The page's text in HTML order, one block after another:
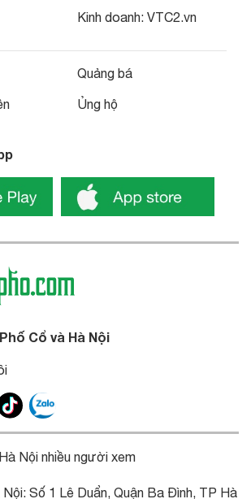
Kinh doanh: VTC2.vn
Quảng bá
Ủng hộ
Cổ và Hà Nội
Nội nhiều người xem
Số 1 Lê Duẩn, Quận Ba Đình, TP Hà